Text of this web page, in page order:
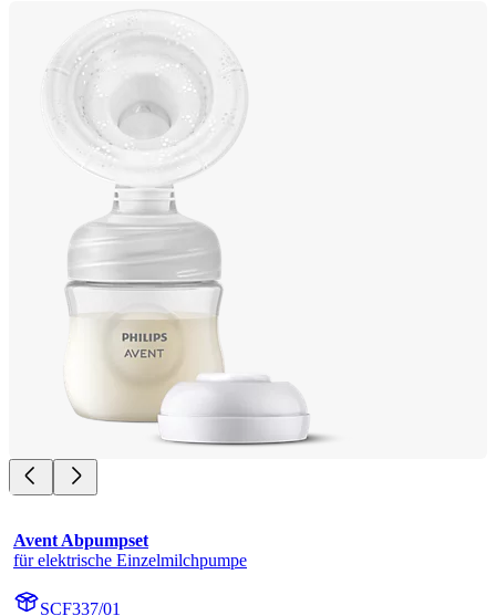
Avent Abpumpset
für elektrische Einzelmilchpumpe
SCF337/01